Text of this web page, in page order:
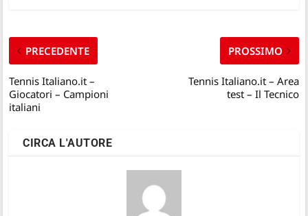
PRECEDENTE
Tennis Italiano.it –
Giocatori – Campioni
italiani
PROSSIMO
Tennis Italiano.it – Area
test – Il Tecnico
CIRCA L'AUTORE